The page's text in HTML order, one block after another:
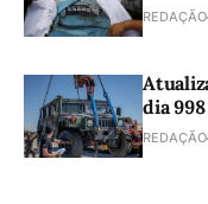
REDAÇÃO
dia 998
REDAÇÃO